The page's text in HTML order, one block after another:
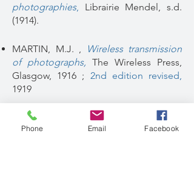
photographies, Librairie Mendel, s.d.
(1914).
MARTIN, M.J. ,
Wireless transmission
of photographs, The Wireless Press,
Glasgow, 1916 ; 2nd edition revised,
1919
Phone Email Facebook